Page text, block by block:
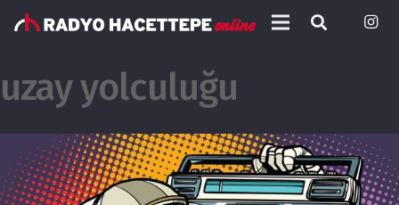
uzay yolculuğu